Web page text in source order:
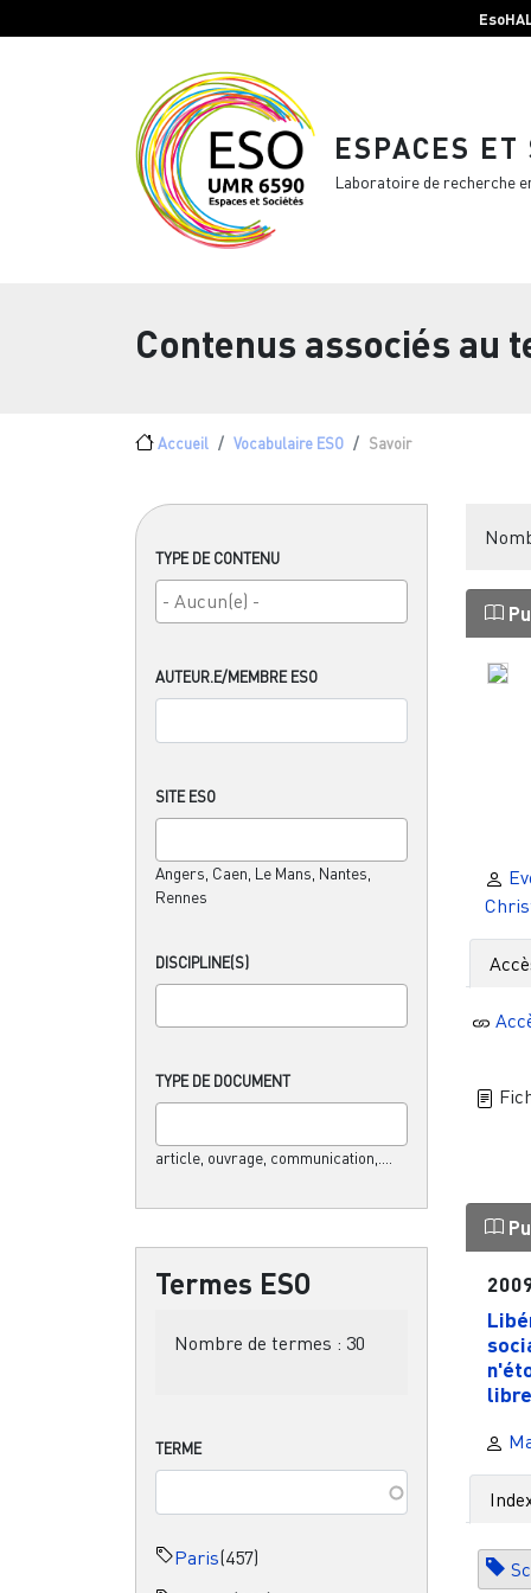
ESPACES ET
Laboratoire de recherche
Contenus associés au
Fil d'Ariane
Accueil Vocabulaire ESO Savoir
TYPE DE CONTENU
AUTEUR.E/MEMBRE ESO
SITE ESO
Angers, Caen, Le Mans, Nantes,
Rennes
DISCIPLINE(S)
TYPE DE DOCUMENT
article, ouvrage, communication,....
Termes ESO
Nombre de termes : 30
TERME
Paris(457)